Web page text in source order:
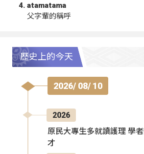
atamatama
父字輩的稱呼
歷史上的今天
2026/ 08/ 10
2026
原民大專生多就讀護理 學
才